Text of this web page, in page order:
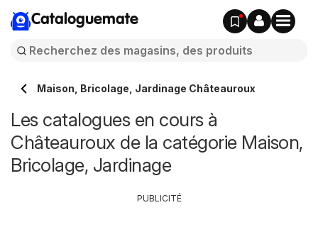
Cataloguemate
Maison, Bricolage, Jardinage Châteauroux
Les catalogues en cours à
Châteauroux de la catégorie Maison,
Bricolage, Jardinage
PUBLICITÉ